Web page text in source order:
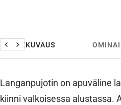
TUOTEKUVAUS
Edellinen
Seuraava
Langanpujotin on apuväline
kiinni valkoisessa alustassa.